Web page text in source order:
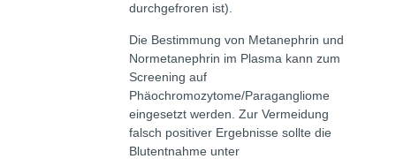
durchgefroren ist).
Die Bestimmung von Metanephrin und
Normetanephrin im Plasma kann zum
Screening auf
Phäochromozytome/Paragangliome
eingesetzt werden. Zur Vermeidung
falsch positiver Ergebnisse sollte die
Blutentnahme unter